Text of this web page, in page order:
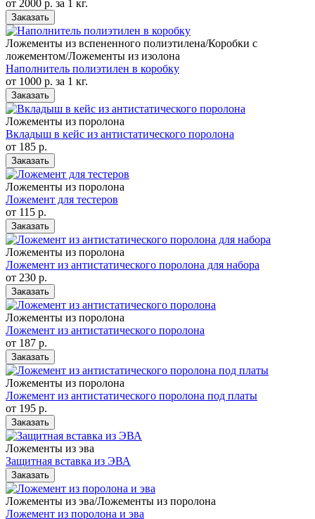
от 2000 р. за 1 кг.
Заказать
Ложементы из вспененного полиэтилена/Коробки с
ложементом/Ложементы из изолона
Наполнитель полиэтилен в коробку
от 1000 р. за 1 кг.
Заказать
Ложементы из поролона
Вкладыш в кейс из антистатического поролона
от 185 р.
Заказать
Ложементы из поролона
Ложемент для тестеров
от 115 р.
Заказать
Ложементы из поролона
Ложемент из антистатического поролона для набора
от 230 р.
Заказать
Ложементы из поролона
Ложемент из антистатического поролона
от 187 р.
Заказать
Ложементы из поролона
Ложемент из антистатического поролона под платы
от 195 р.
Заказать
Ложементы из эва
Защитная вставка из ЭВА
Заказать
Ложементы из эва/Ложементы из поролона
Ложемент из поролона и эва